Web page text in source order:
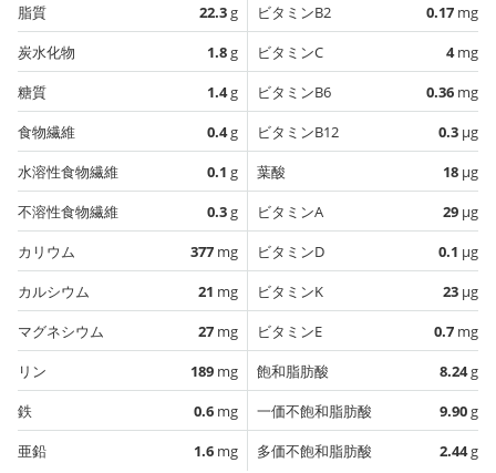
脂質
22.3g
炭水化物
1.8g
糖質
1.4g
食物繊維
0.4g
水溶性食物繊維
0.1 g
不溶性食物繊維
0.3g
カリウム
377 mg
カルシウム
21 mg
マグネシウム
27 mg
リン
189 mg
鉄
0.6 mg
亜鉛
1.6 mg
ビタミンB2
0.17 mg
ビタミンC
4mg
ビタミンB6
0.36 mg
ビタミンB12
0.3 µg
葉酸
18 µg
ビタミンA
29 µg
ビタミンD
0.1 µg
ビタミンK
23 µg
ビタミンE
0.7 mg
飽和脂肪酸
8.24g
一価不飽和脂肪酸
9.90g
多価不飽和脂肪酸
2.44g